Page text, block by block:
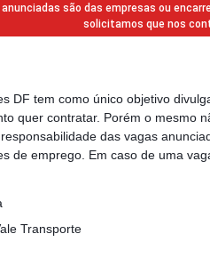
são das empresas ou
solicitamos que nos
DF tem como único objetivo
quer contratar. Porém o mesmo
das vagas
de emprego. Em caso de uma
Transporte